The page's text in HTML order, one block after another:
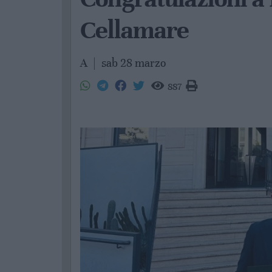
Cellamare
A sab 28 marzo
887